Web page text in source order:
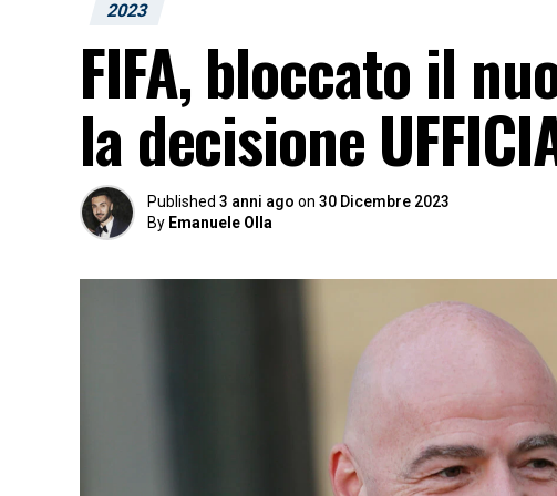
2023
FIFA, bloccato il
la decisione
Published 3 anni ago on 30 Dicembre 2023
By Emanuele Olla